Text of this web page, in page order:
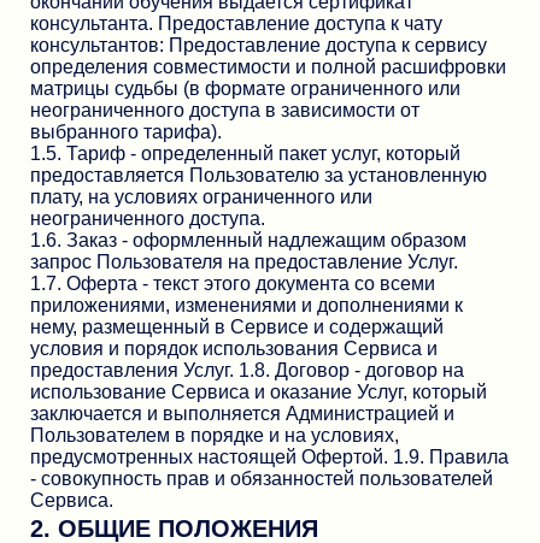
консультанта. Предоставление доступа к чату
консультантов: Предоставление доступа к сервису
определения совместимости и полной расшифровки
матрицы судьбы (в формате ограниченного или
неограниченного доступа в зависимости от
выбранного тарифа).
1.5. Тариф - определенный пакет услуг, который
предоставляется Пользователю за установленную
плату, на условиях ограниченного или
неограниченного доступа.
1.6. Заказ - оформленный надлежащим образом
запрос Пользователя на предоставление Услуг.
1.7. Оферта - текст этого документа со всеми
приложениями, изменениями и дополнениями к
нему, размещенный в Сервисе и содержащий
условия и порядок использования Сервиса и
предоставления Услуг. 1.8. Договор - договор на
использование Сервиса и оказание Услуг, который
заключается и выполняется Администрацией и
Пользователем в порядке и на условиях,
предусмотренных настоящей Офертой. 1.9. Правила
- совокупность прав и обязанностей пользователей
Сервиса.
2. ОБЩИЕ ПОЛОЖЕНИЯ